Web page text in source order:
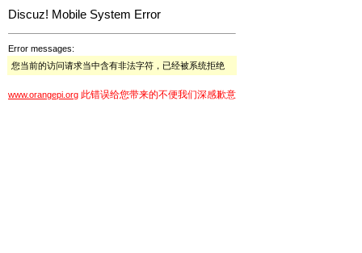
Discuz! Mobile System Error
Error messages:
您当前的访问请求当中含有非法字符，已经被系统拒绝
www.orangepi.org 此错误给您带来的不便我们深感歉意